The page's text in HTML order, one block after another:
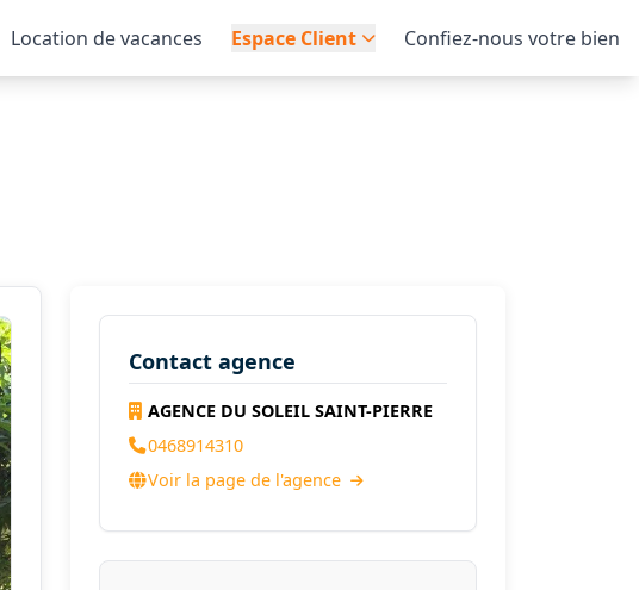
Location de vacances Espace Client Confiez-nous votre bien
Contact agence
AGENCE DU SOLEIL SAINT-PIERRE
0468914310
Voir la page de l'agence